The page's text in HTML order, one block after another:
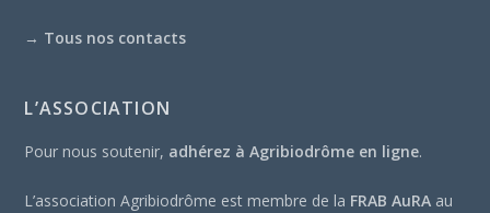
→ Tous nos contacts
L’ASSOCIATION
Pour nous soutenir, adhérez à Agribiodrôme en ligne.
L’association Agribiodrôme est membre de la FRAB AuRA au